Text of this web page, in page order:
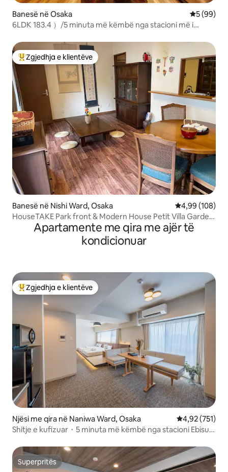
Banesë në Osaka Vlerësimi
5 (99)
6LDK 183.4 ）/5 minuta më këmbë nga stacioni më i
Më të mirat e zgjedhjeve të klientëve
Zgjedhja e klientëve
Banesë në Nishi Ward, Osaka Vlerësimi
4,99 (108)
HouseTAKE Park front & Modern House Petit Villa Garden
Terrace/E përshtatshme për USJ
Apartamente me qira me ajër të
kondicionuar
Më të mirat e zgjedhjeve të klientëve
Zgjedhja e klientëve
Njësi me qira në Naniwa Ward, Osaka Vlerësimi
4,92 (751)
Shitje e kufizuar・5 minuta më këmbë nga stacioni Ebisu-
Tennoji・Shinsaibashi・Dotonbori・USJ・Hapësirë...
Superpritës
Superpritës